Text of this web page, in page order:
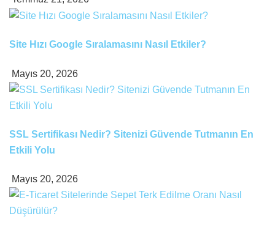
Site Hızı Google Sıralamasını Nasıl Etkiler?
Mayıs 20, 2026
SSL Sertifikası Nedir? Sitenizi Güvende Tutmanın En
Etkili Yolu
Mayıs 20, 2026